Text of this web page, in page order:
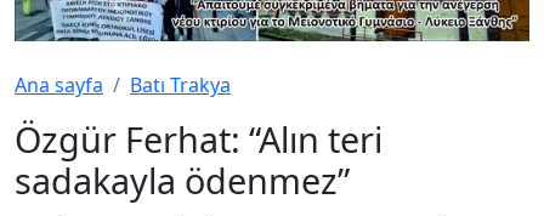
Ana sayfa Batı Trakya
Özgür Ferhat: “Alın teri
sadakayla ödenmez”